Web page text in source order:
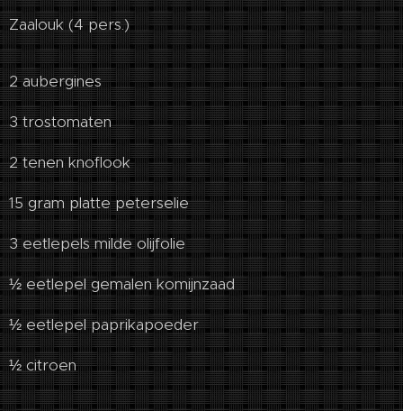
Zaalouk (4 pers.)
2 aubergines
3 trostomaten
2 tenen knoflook
15 gram platte peterselie
3 eetlepels milde olijfolie
½ eetlepel gemalen komijnzaad
½ eetlepel paprikapoeder
½ citroen